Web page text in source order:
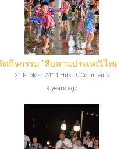
21 Photos ‧ 2411 Hits ‧ 0 Comments
9 years ago